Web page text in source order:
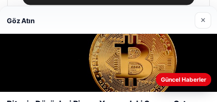
Hastaş Beton
Web sitemizi nasıl kullandığınızı daha iyi anlayabilmek,
Göz Atın ×
Güncel Haberler